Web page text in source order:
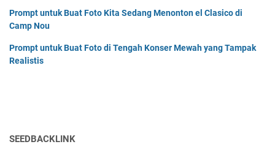
Prompt untuk Buat Foto Kita Sedang Menonton el Clasico di
Camp Nou
Prompt untuk Buat Foto di Tengah Konser Mewah yang Tampak
Realistis
SEEDBACKLINK